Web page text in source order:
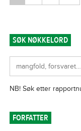
SØK NØKKELORD
FORFATTER